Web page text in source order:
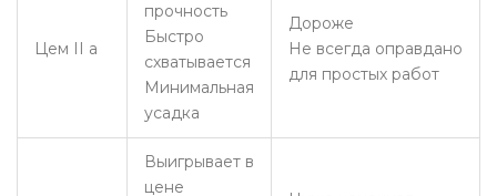
Цем II а
прочность
Быстро
схватывается
Минимальная
усадка
Дороже
Не всегда оправдано
для простых работ
Выигрывает в
цене